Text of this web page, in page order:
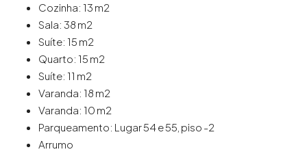
Cozinha: 13 m2
Sala: 38 m2
Suíte: 15 m2
Quarto: 15 m2
Suíte: 11 m2
Varanda: 18 m2
Varanda: 10 m2
Parqueamento: Lugar 54 e 55, piso -2
Arrumo